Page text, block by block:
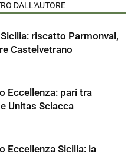
DALL'AUTORE
riscatto Parmonval,
Castelvetrano
Eccellenza: pari tra
Unitas Sciacca
Eccellenza Sicilia: la